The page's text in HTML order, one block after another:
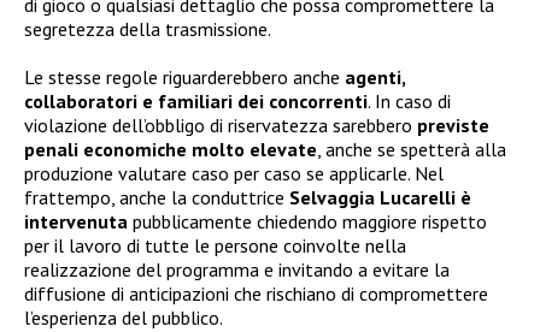
di gioco o qualsiasi dettaglio che possa compromettere la
segretezza della trasmissione.
Le stesse regole riguarderebbero anche agenti,
collaboratori e familiari dei concorrenti. In caso di
violazione dell’obbligo di riservatezza sarebbero previste
penali economiche molto elevate, anche se spetterà alla
produzione valutare caso per caso se applicarle. Nel
frattempo, anche la conduttrice Selvaggia Lucarelli è
intervenuta pubblicamente chiedendo maggiore rispetto
per il lavoro di tutte le persone coinvolte nella
realizzazione del programma e invitando a evitare la
diffusione di anticipazioni che rischiano di compromettere
l’esperienza del pubblico.